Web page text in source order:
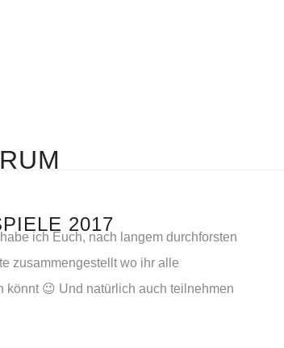
2017
ich Euch, nach langem durchforsten
zusammengestellt wo ihr alle
könnt 😉 Und natürlich auch teilnehmen